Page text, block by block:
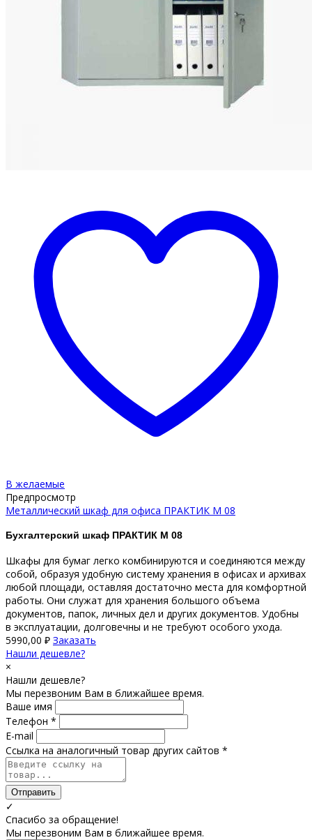
В желаемые
Предпросмотр
Металлический шкаф для офиса ПРАКТИК М 08
Бухгалтерский шкаф ПРАКТИК M 08
Шкафы для бумаг легко комбинируются и соединяются между
собой, образуя удобную систему хранения в офисах и архивах
любой площади, оставляя достаточно места для комфортной
работы. Они служат для хранения большого объема
документов, папок, личных дел и других документов. Удобны
в эксплуатации, долговечны и не требуют особого ухода.
5990,00 ₽ Заказать
Нашли дешевле?
×
Нашли дешевле?
Мы перезвоним Вам в ближайшее время.
Ваше имя
Телефон *
E-mail
Ссылка на аналогичный товар других сайтов *
Отправить
✓
Спасибо за обращение!
Мы перезвоним Вам в ближайшее время.